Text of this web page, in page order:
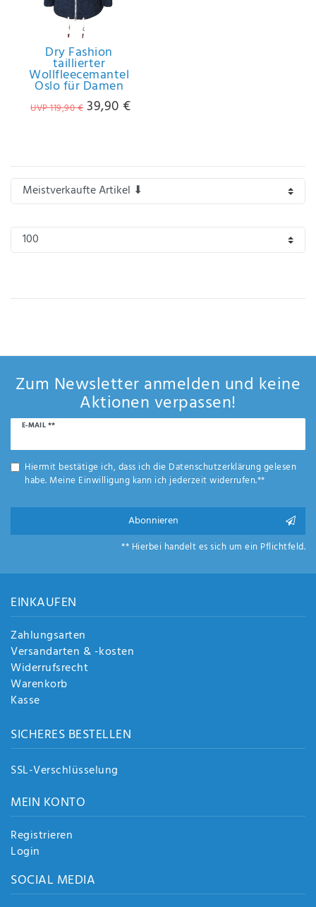
IHRE E-MAIL ADRESSE
ANMERKUNGEN UND FILTERWÜNSCHE
ich, dass
schutz­
e
de
n
Dry Fashion
taillierter
Wollfleecemantel
Oslo für Damen
UVP 119,90 € 39,90 €
Zum Newsletter anmelden und keine
Aktionen verpassen!
E-MAIL **
Newsletter
Hiermit bestätige ich, dass ich die Daten­schutz­erklärunggelesen
habe. Meine Einwilligung kann ich jederzeit widerrufen.**
Abonnieren
** Hierbei handelt es sich um ein Pflichtfeld.
EINKAUFEN
Zahlungsarten
Versandarten & -kosten
Widerrufsrecht
Warenkorb
Kasse
SICHERES BESTELLEN
SSL-Verschlüsselung
MEIN KONTO
Registrieren
Login
SOCIAL MEDIA